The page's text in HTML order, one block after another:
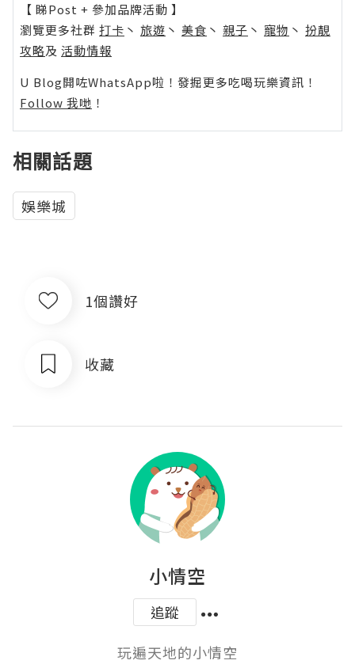
【 睇Post + 參加品牌活動 】
瀏覽更多社群 打卡 丶 旅遊 丶 美食 丶 親子 丶 寵物 丶 扮靚
攻略及 活動情報
U Blog開咗WhatsApp啦！發掘更多吃喝玩樂資訊！
Follow 我哋 ！
相關話題
娛樂城
1個讚好
收藏
小情空
追蹤
玩遍天地的小情空